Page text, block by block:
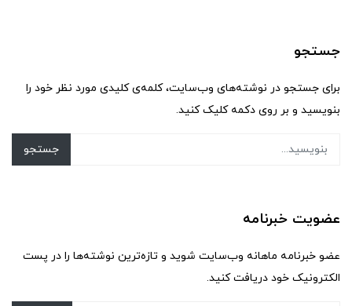
جستجو
برای جستجو در نوشته‌های وب‌سایت، کلمه‌ی کلیدی مورد نظر خود را
بنویسید و بر روی دکمه کلیک کنید.
جستجو
عضویت خبرنامه
عضو خبرنامه ماهانه وب‌سایت شوید و تازه‌ترین نوشته‌ها را در پست
الکترونیک خود دریافت کنید.